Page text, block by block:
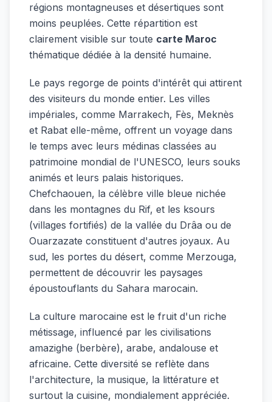
régions montagneuses et désertiques sont
moins peuplées. Cette répartition est
clairement visible sur toute carte Maroc
thématique dédiée à la densité humaine.
Le pays regorge de points d'intérêt qui attirent
des visiteurs du monde entier. Les villes
impériales, comme Marrakech, Fès, Meknès
et Rabat elle-même, offrent un voyage dans
le temps avec leurs médinas classées au
patrimoine mondial de l'UNESCO, leurs souks
animés et leurs palais historiques.
Chefchaouen, la célèbre ville bleue nichée
dans les montagnes du Rif, et les ksours
(villages fortifiés) de la vallée du Drâa ou de
Ouarzazate constituent d'autres joyaux. Au
sud, les portes du désert, comme Merzouga,
permettent de découvrir les paysages
époustouflants du Sahara marocain.
La culture marocaine est le fruit d'un riche
métissage, influencé par les civilisations
amazighe (berbère), arabe, andalouse et
africaine. Cette diversité se reflète dans
l'architecture, la musique, la littérature et
surtout la cuisine, mondialement appréciée.